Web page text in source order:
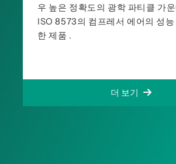
우 높은 정확도의 광학 파티클 가
ISO 8573의 컴프레서 에어의 성
한 제품 .
더 보기